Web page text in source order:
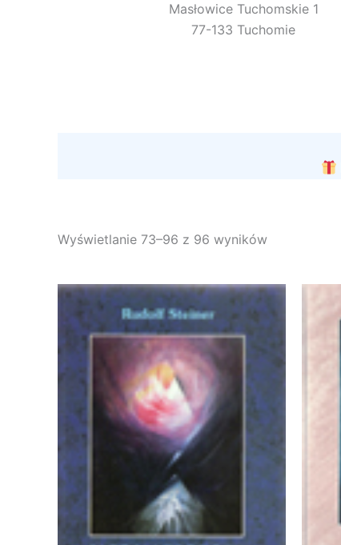
Masłowice Tuchomskie 1
77-133 Tuchomie
Wyświetlanie 73–96 z 96 wyników